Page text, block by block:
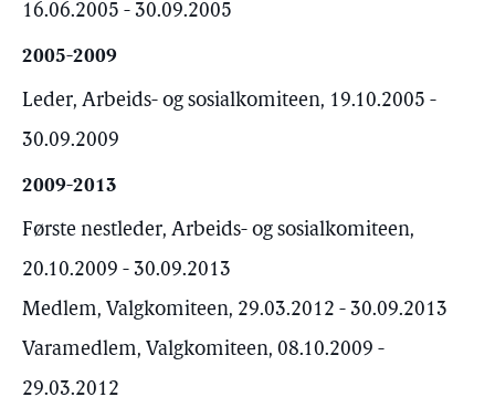
16.06.2005 - 30.09.2005
2005-2009
Leder, Arbeids- og sosialkomiteen, 19.10.2005 -
30.09.2009
2009-2013
Første nestleder, Arbeids- og sosialkomiteen,
20.10.2009 - 30.09.2013
Medlem, Valgkomiteen, 29.03.2012 - 30.09.2013
Varamedlem, Valgkomiteen, 08.10.2009 -
29.03.2012